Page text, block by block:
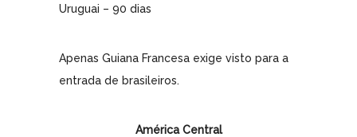
Uruguai – 90 dias
Apenas Guiana Francesa exige visto para a
entrada de brasileiros.
América Central